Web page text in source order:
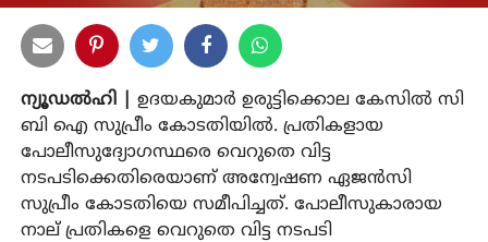
ന്യൂഡല്‍ഹി |
ഉദയകുമാര്‍ ഉരുട്ടിക്കൊല കേസില്‍ സി
ബി ഐ സുപ്രീം കോടതിയില്‍. പ്രതികളായ
പോലീസുദ്യോഗസ്ഥരെ വെറുതെ വിട്ട
നടപടിക്കെതിരെയാണ് അന്വേഷണ ഏജന്‍സി
സുപ്രീം കോടതിയെ സമീപിച്ചത്. പോലീസുകാരായ
നാല് പ്രതികളെ വെറുതെ വിട്ട നടപടി